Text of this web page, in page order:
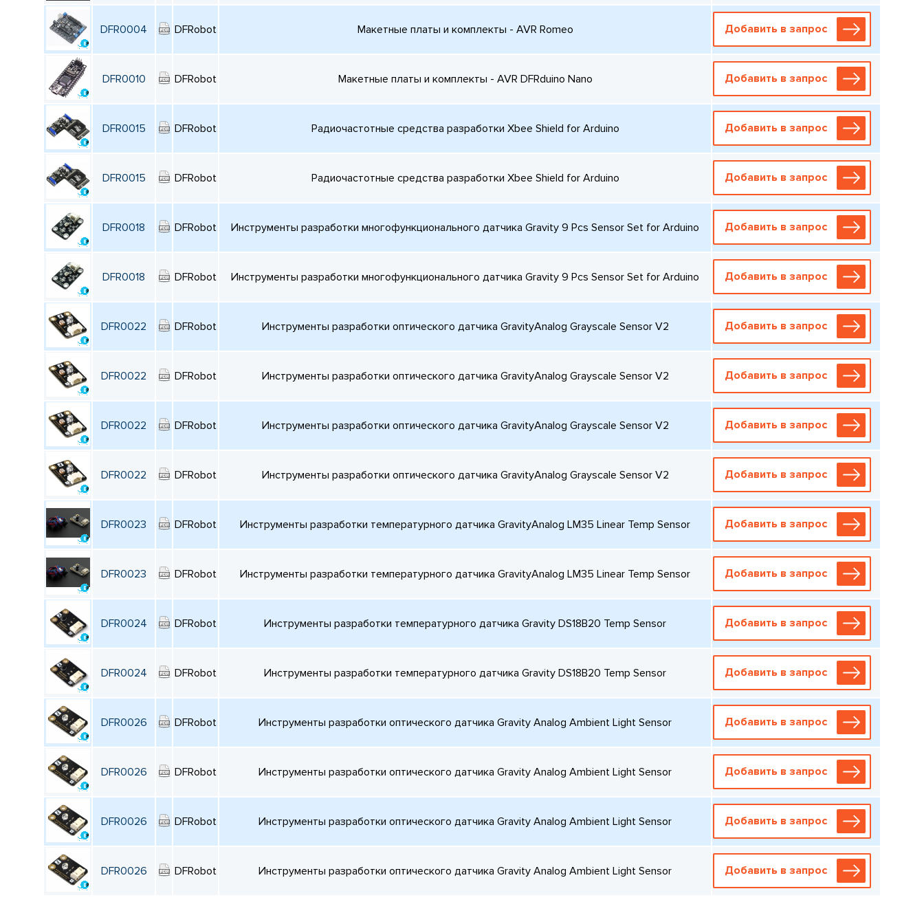
DFR0004 DFRobot Макетные платы и комплекты - AVR Romeo Добавить в запрос
DFR0010 DFRobot Макетные платы и комплекты - AVR DFRduino Nano Добавить в запрос
DFR0015 DFRobot Радиочастотные средства разработки Xbee Shield for Arduino Добавить в запрос
DFR0015 DFRobot Радиочастотные средства разработки Xbee Shield for Arduino Добавить в запрос
DFR0018 DFRobot Инструменты разработки многофункционального датчика Gravity 9 Pcs Sensor Set for Arduino Добавить в запрос
DFR0018 DFRobot Инструменты разработки многофункционального датчика Gravity 9 Pcs Sensor Set for Arduino Добавить в запрос
DFR0022 DFRobot Инструменты разработки оптического датчика GravityAnalog Grayscale Sensor V2 Добавить в запрос
DFR0022 DFRobot Инструменты разработки оптического датчика GravityAnalog Grayscale Sensor V2 Добавить в запрос
DFR0022 DFRobot Инструменты разработки оптического датчика GravityAnalog Grayscale Sensor V2 Добавить в запрос
DFR0022 DFRobot Инструменты разработки оптического датчика GravityAnalog Grayscale Sensor V2 Добавить в запрос
DFR0023 DFRobot Инструменты разработки температурного датчика GravityAnalog LM35 Linear Temp Sensor Добавить в запрос
DFR0023 DFRobot Инструменты разработки температурного датчика GravityAnalog LM35 Linear Temp Sensor Добавить в запрос
DFR0024 DFRobot Инструменты разработки температурного датчика Gravity DS18B20 Temp Sensor Добавить в запрос
DFR0024 DFRobot Инструменты разработки температурного датчика Gravity DS18B20 Temp Sensor Добавить в запрос
DFR0026 DFRobot Инструменты разработки оптического датчика Gravity Analog Ambient Light Sensor Добавить в запрос
DFR0026 DFRobot Инструменты разработки оптического датчика Gravity Analog Ambient Light Sensor Добавить в запрос
DFR0026 DFRobot Инструменты разработки оптического датчика Gravity Analog Ambient Light Sensor Добавить в запрос
DFR0026 DFRobot Инструменты разработки оптического датчика Gravity Analog Ambient Light Sensor Добавить в запрос